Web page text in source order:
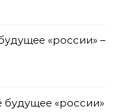
«россии» –
будущее «россии»